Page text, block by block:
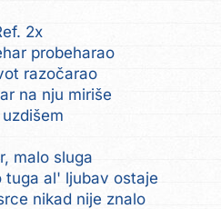
2x
probeharao
razočarao
na nju miriše
malo sluga
tuga al' ljubav ostaje
nikad nije znalo